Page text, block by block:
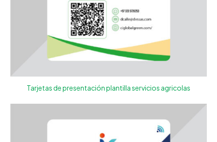
Tarjetas de presentación plantilla servicios agricolas